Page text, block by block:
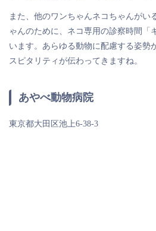
また、他のワンちゃんネコちゃんがい
ゃんのために、ネコ専用の診察時間「
います。あらゆる動物に配慮する姿勢
スピタリティが伝わってきますね。
あやべ動物病院
東京都大田区池上6-38-3